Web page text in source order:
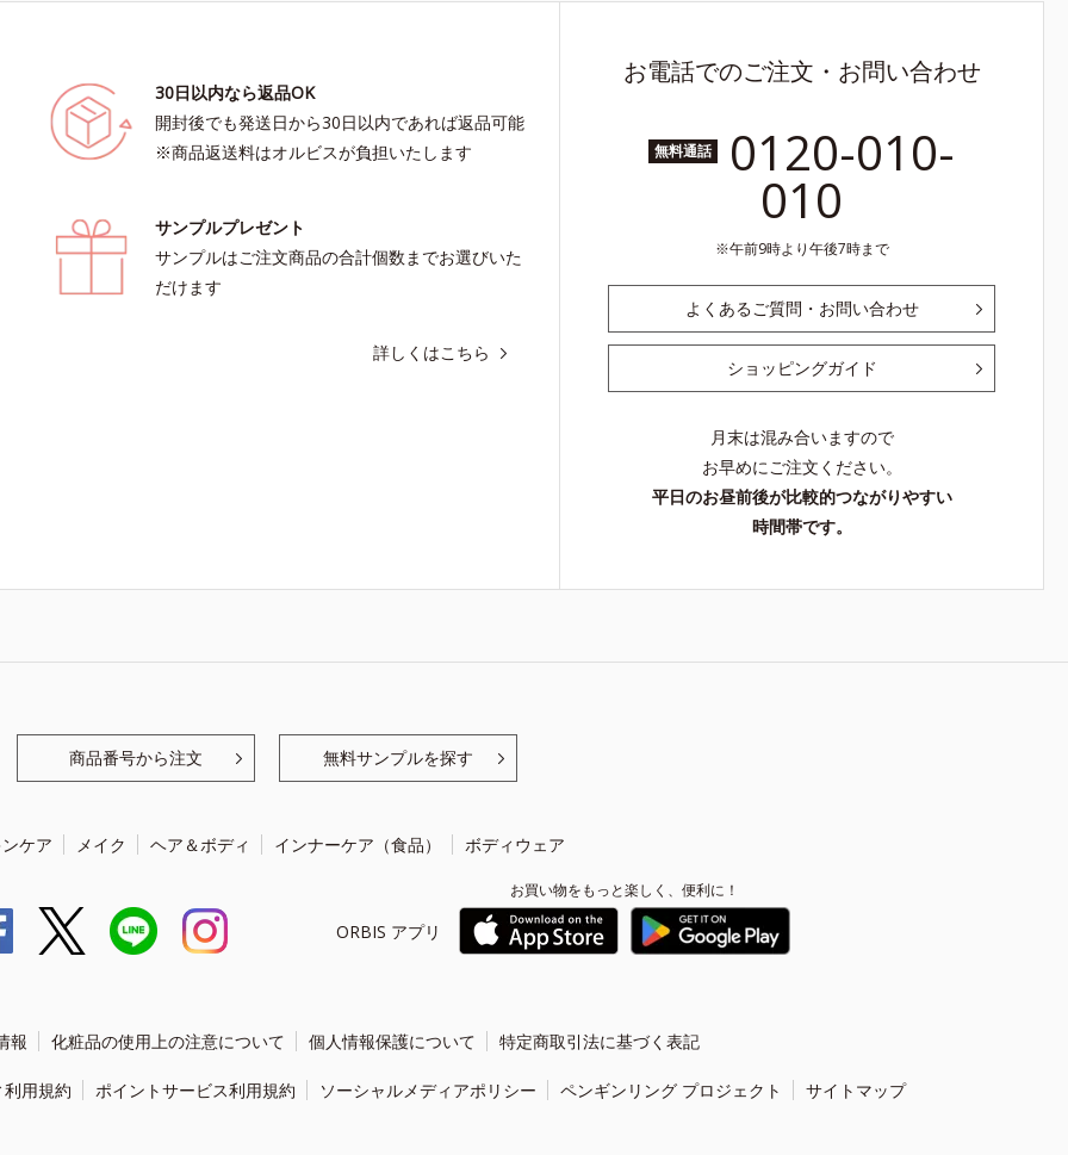
30日以内なら返品OK
開封後でも発送日から30日以内であれば返品可能
※商品返送料はオルビスが負担いたします
サンプルプレゼント
サンプルはご注文商品の合計個数までお選びいた
だけます
詳しくはこちら
お電話でのご注文・お問い合わせ
無料通話 0120-010-
010
午前9時より午後7時まで
よくあるご質問・お問い合わせ
ショッピングガイド
月末は混み合いますので
お早めにご注文ください。
平日のお昼前後が比較的つながりやすい
時間帯です。
商品番号から注文 無料サンプルを探す
ケア メイク ヘア＆ボディ インナーケア（食品） ボディウェア
ORBIS アプリ
お買い物をもっと楽しく、便利に！
報 化粧品の使用上の注意について 個人情報保護について 特定商取引法に基づく表記
用規約 ポイントサービス利用規約 ソーシャルメディアポリシー ペンギンリング プロジェクト サイトマップ